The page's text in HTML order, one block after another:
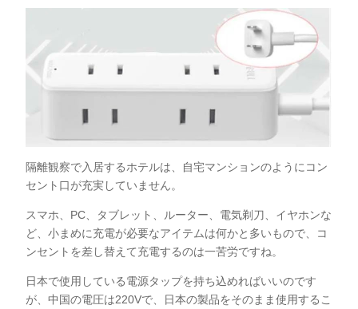
隔離観察で入居するホテルは、自宅マンションのようにコン
セント口が充実していません。
スマホ、PC、タブレット、ルーター、電気剃刀、イヤホンな
ど、小まめに充電が必要なアイテムは何かと多いもので、コ
ンセントを差し替えて充電するのは一苦労ですね。
日本で使用している電源タップを持ち込めればいいのです
が、中国の電圧は220Vで、日本の製品をそのまま使用するこ